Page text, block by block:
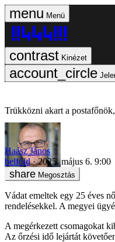
Menü
Kinézet
Trükközni akart a
Haász János
belföld
2025. május 6. 9:00
Megosztás
Vádat emeltek egy 25 éves
rendelésekkel. A megyei
A megérkezett csomagokat
Az őrzési idő lejártát